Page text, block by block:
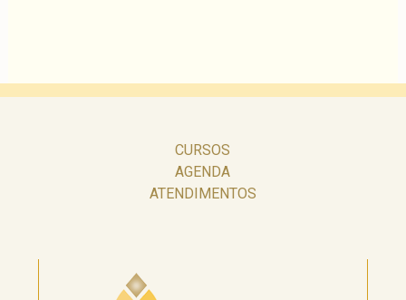
CURSOS
AGENDA
ATENDIMENTOS